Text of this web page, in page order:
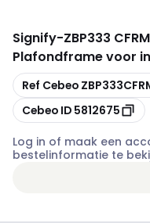
Signify-ZBP333
Plafondframe voor
Kopiëren
Ref Cebeo
Kopiëren
Cebeo ID 5812675
Log in of maak een
bestelinformatie te